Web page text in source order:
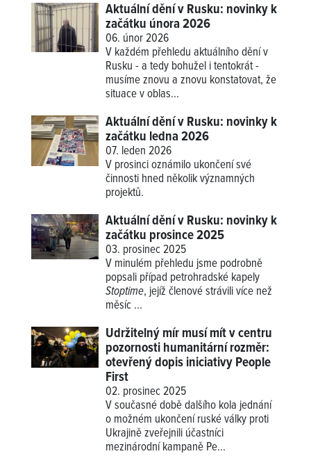
Aktuální dění v Rusku: novinky k
začátku února 2026
06. únor 2026
V každém přehledu aktuálního dění v
Rusku - a tedy bohužel i tentokrát -
musíme znovu a znovu konstatovat, že
situace v oblas...
Aktuální dění v Rusku: novinky k
začátku ledna 2026
07. leden 2026
V prosinci oznámilo ukončení své
činnosti hned několik významných
projektů.
Aktuální dění v Rusku: novinky k
začátku prosince 2025
03. prosinec 2025
V minulém přehledu jsme podrobně
popsali případ petrohradské kapely
Stoptime, jejíž členové strávili více než
měsíc ...
Udržitelný mír musí mít v centru
pozornosti humanitární rozměr:
otevřený dopis iniciativy People
First
02. prosinec 2025
V současné době dalšího kola jednání
o možném ukončení ruské války proti
Ukrajině zveřejnili účastníci
mezinárodní kampaně Pe...